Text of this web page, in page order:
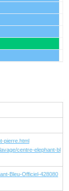
pierre.html
centre-elephant-bl
Bleu-Officiel-428080